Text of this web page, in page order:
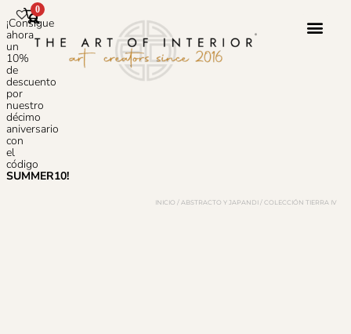
¡Consigue
ahora
un
10%
de
descuento
por
nuestro
décimo
aniversario
con
el
código
SUMMER10!
0
INICIO / ABSTRACTO Y JAPANDI / COLECCIÓN TIERRA IV